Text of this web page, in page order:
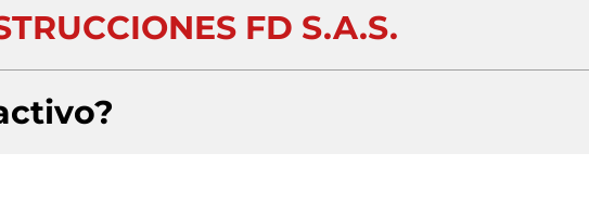
FD S.A.S.